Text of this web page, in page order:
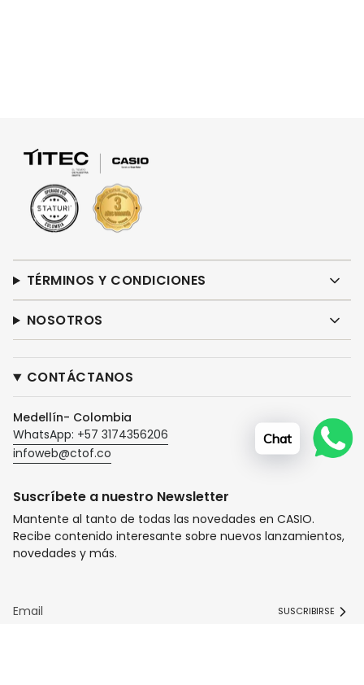
TÉRMINOS Y CONDICIONES
NOSOTROS
CONTÁCTANOS
Medellín- Colombia
WhatsApp: +57 3174356206
infoweb@ctof.co
Suscríbete a nuestro Newsletter
Mantente al tanto de todas las novedades en CASIO.
Recibe contenido interesante sobre nuevos lanzamientos,
novedades y más.
SUSCRIBIRSE
Chat